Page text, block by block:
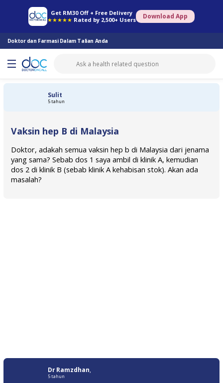
Get RM30 Off + Free Delivery
★★★★★ Rated by 2,500+ Users Download App
Doktor dan Farmasi Dalam Talian Anda
Farmasi Online Konsult Doktor Saringan Kesihatan Konsult Pakar
Sulit
5 tahun
Vaksin hep B di Malaysia
Doktor, adakah semua vaksin hep b di Malaysia dari jenama
yang sama? Sebab dos 1 saya ambil di klinik A, kemudian
dos 2 di klinik B (sebab klinik A kehabisan stok). Akan ada
masalah?
Dr Ramzdhan
5 tahun